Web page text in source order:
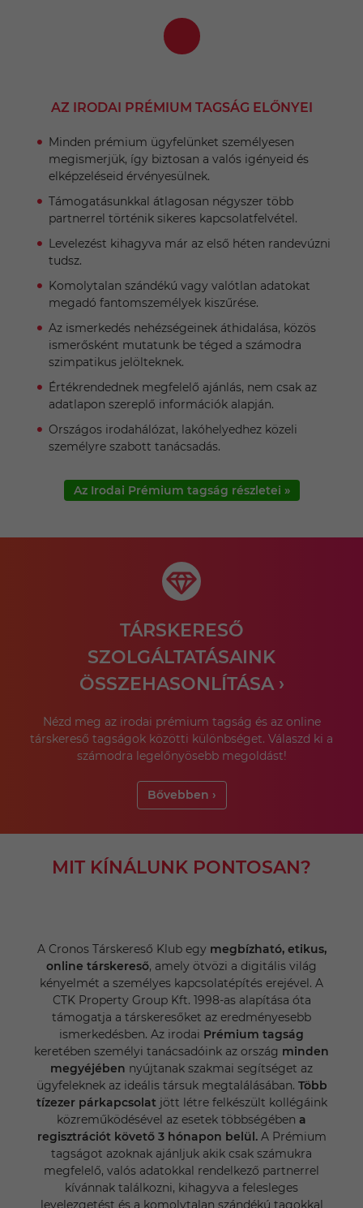
AZ IRODAI PRÉMIUM TAGSÁG ELŐNYEI
Minden prémium ügyfelünket személyesen
megismerjük, így biztosan a valós igényeid és
elképzeléseid érvényesülnek.
Támogatásunkkal átlagosan négyszer több
partnerrel történik sikeres kapcsolatfelvétel.
Levelezést kihagyva már az első héten randevúzni
tudsz.
Komolytalan szándékú vagy valótlan adatokat
megadó fantomszemélyek kiszűrése.
Az ismerkedés nehézségeinek áthidalása, közös
ismerősként mutatunk be téged a számodra
szimpatikus jelölteknek.
Értékrendednek megfelelő ajánlás, nem csak az
adatlapon szereplő információk alapján.
Országos irodahálózat, lakóhelyedhez közeli
személyre szabott tanácsadás.
Az Irodai Prémium tagság részletei »
TÁRSKERESŐ
SZOLGÁLTATÁSAINK
ÖSSZEHASONLÍTÁSA ›
Nézd meg az irodai prémium tagság és az online
társkereső tagságok közötti különbséget. Válaszd ki a
számodra legelőnyösebb megoldást!
Bővebben ›
MIT KÍNÁLUNK PONTOSAN?
A Cronos Társkereső Klub egy megbízható, etikus,
online társkereső, amely ötvözi a digitális világ
kényelmét a személyes kapcsolatépítés erejével. A
CTK Property Group Kft. 1998-as alapítása óta
támogatja a társkeresőket az eredményesebb
ismerkedésben. Az irodai Prémium tagság
keretében személyi tanácsadóink az ország minden
megyéjében nyújtanak szakmai segítséget az
ügyfeleknek az ideális társuk megtalálásában. Több
tízezer párkapcsolatjött létre felkészült kollégáink
közreműködésével az esetek többségében a
regisztrációt követő 3 hónapon belül.A Prémium
tagságot azoknak ajánljuk akik csak számukra
megfelelő, valós adatokkal rendelkező partnerrel
kívánnak találkozni, kihagyva a felesleges
levelezgetést és a komolytalan szándékú tagokkal